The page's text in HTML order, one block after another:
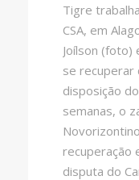
Tigre
CSA, em
Joílson (foto)
se recuperar
disposição
semanas, o
recuperação
disputa do